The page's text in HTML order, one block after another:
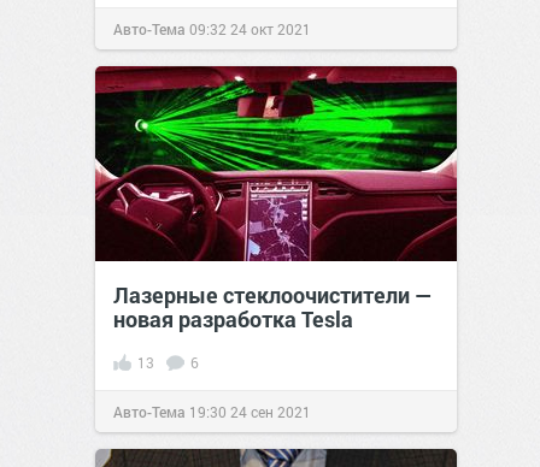
Авто-Тема 09:32 24 окт 2021
Лазерные стеклоочистители —
новая разработка Tesla
13 6
Авто-Тема 19:30 24 сен 2021